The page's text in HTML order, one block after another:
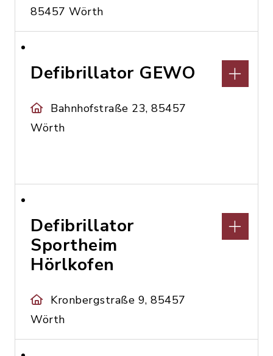
85457 Wörth
Defibrillator GEWO
Bahnhofstraße 23, 85457
Wörth
Defibrillator
Sportheim
Hörlkofen
Kronbergstraße 9, 85457
Wörth